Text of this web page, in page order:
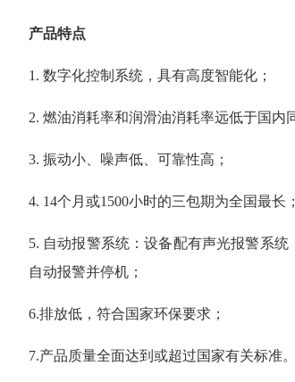
产品特点
1. 数字化控制系统，具有高度智能化；
2. 燃油消耗率和润滑油消耗率远低于国内
3. 振动小、噪声低、可靠性高；
4. 14个月或1500小时的三包期为全国最长；
5. 自动报警系统：设备配有声光报警系
自动报警并停机；
6.排放低，符合国家环保要求；
7.产品质量全面达到或超过国家有关标准。